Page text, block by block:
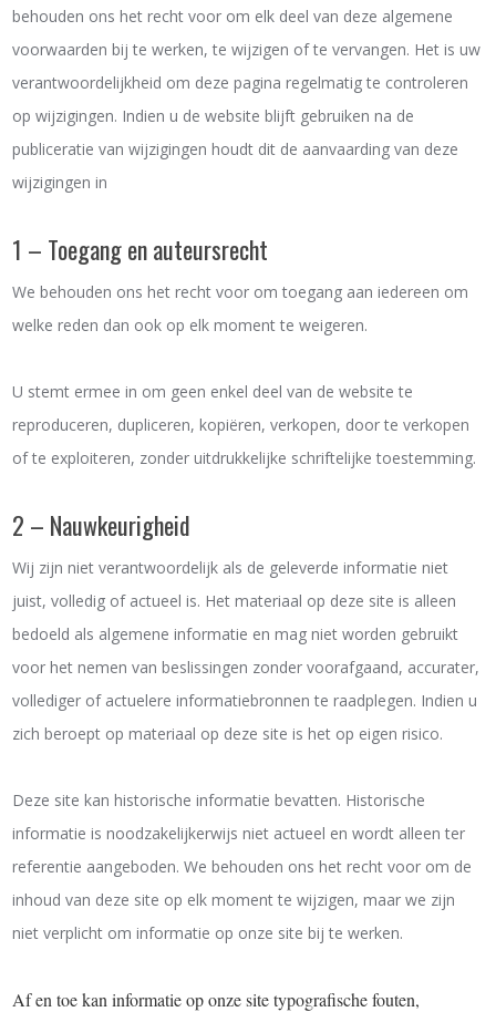
behouden ons het recht voor om elk deel van deze algemene
voorwaarden bij te werken, te wijzigen of te vervangen. Het is uw
verantwoordelijkheid om deze pagina regelmatig te controleren
op wijzigingen. Indien u de website blijft gebruiken na de
publiceratie van wijzigingen houdt dit de aanvaarding van deze
wijzigingen in
1 – Toegang en auteursrecht
We behouden ons het recht voor om toegang aan iedereen om
welke reden dan ook op elk moment te weigeren.
U stemt ermee in om geen enkel deel van de website te
reproduceren, dupliceren, kopiëren, verkopen, door te verkopen
of te exploiteren, zonder uitdrukkelijke schriftelijke toestemming.
2 – Nauwkeurigheid
Wij zijn niet verantwoordelijk als de geleverde informatie niet
juist, volledig of actueel is. Het materiaal op deze site is alleen
bedoeld als algemene informatie en mag niet worden gebruikt
voor het nemen van beslissingen zonder voorafgaand, accurater,
vollediger of actuelere informatiebronnen te raadplegen. Indien u
zich beroept op materiaal op deze site is het op eigen risico.
Deze site kan historische informatie bevatten. Historische
informatie is noodzakelijkerwijs niet actueel en wordt alleen ter
referentie aangeboden. We behouden ons het recht voor om de
inhoud van deze site op elk moment te wijzigen, maar we zijn
niet verplicht om informatie op onze site bij te werken.
Af en toe kan informatie op onze site typografische fouten,